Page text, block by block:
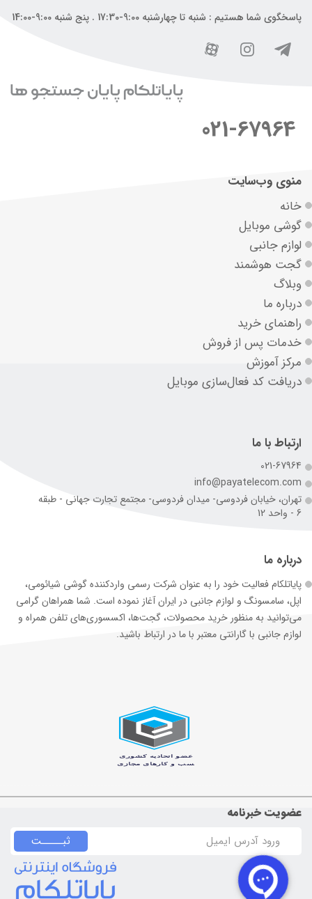
پاسخگوی شما هستیم : شنبه تا چهارشنبه 9:00-17:30 . پنج شنبه 9:00-14:00
021-67964
منوی وب‌سایت
خانه
گوشی موبایل
لوازم جانبی
گجت هوشمند
وبلاگ
درباره ما
راهنمای خرید
خدمات پس از فروش
مرکز آموزش
دریافت کد فعال‌سازی موبایل
ارتباط با ما
021-67964
info@payatelecom.com
تهران، خیابان فردوسی- میدان فردوسی- مجتمع تجارت جهانی - طبقه
6 - واحد 12
درباره ما
پایاتلکام فعالیت خود را به عنوان شرکت رسمی وارد‌کننده گوشی شیائومی،
اپل، سامسونگ و لوازم جانبی در ایران آغاز نموده است. شما همراهان گرامی
می‌توانید به منظور خرید محصولات، گجت‌ها، اکسسوری‌های تلفن همراه و
لوازم جانبی با گارانتی معتبر با ما در ارتباط باشید.
عضویت خبرنامه
ثبـــــت